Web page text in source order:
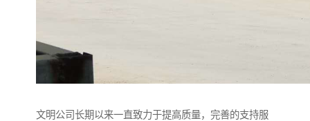
文明公司长期以来一直致力于提高质量，完善的支持服